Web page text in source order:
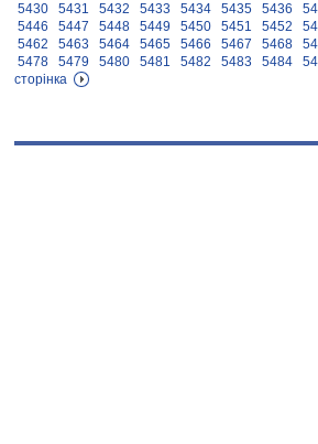
5430
5431 5432 5433 5434 5435 5436
5446
5447 5448 5449 5450 5451 5452
5462
5463 5464 5465 5466 5467 5468
5478
5479 5480 5481 5482 5483 5484
сторінка